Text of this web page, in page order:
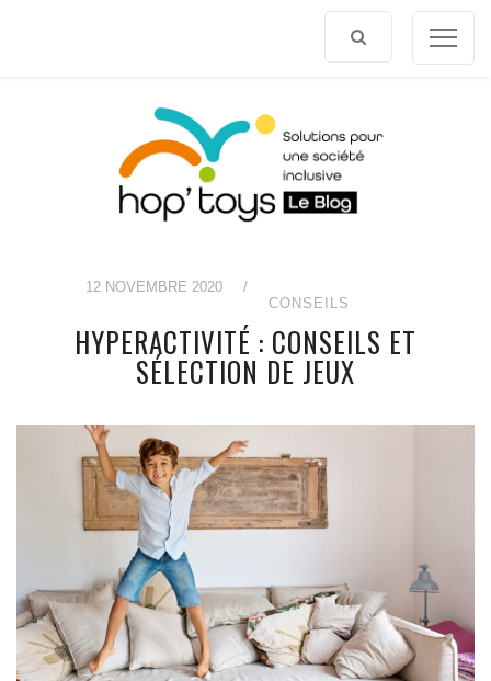
12 NOVEMBRE 2020
/
CONSEILS
HYPERACTIVITÉ : CONSEILS ET
SÉLECTION DE JEUX